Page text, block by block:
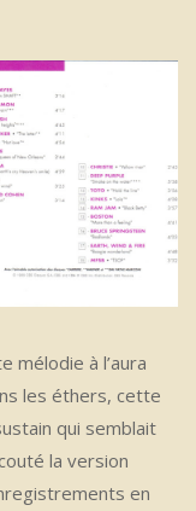
mélodie à l’aura
les éthers, cette
qui semblait
la version
en